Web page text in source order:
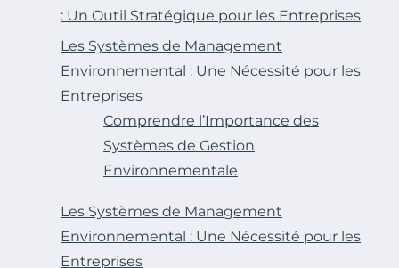
: Un Outil Stratégique pour les Entreprises
Les Systèmes de Management
Environnemental : Une Nécessité pour les
Entreprises
Comprendre l’Importance des
Systèmes de Gestion
Environnementale
Les Systèmes de Management
Environnemental : Une Nécessité pour les
Entreprises